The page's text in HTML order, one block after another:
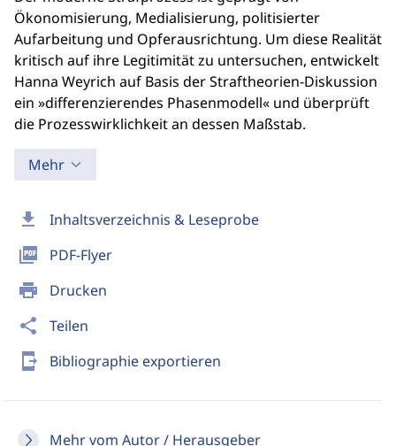
download Inhaltsverzeichnis & Leseprobe
picture_as_pdf PDF-Flyer
print Drucken
share Teilen
send_to_mobile Bibliographie exportieren
Mehr vom Autor / Herausgeber
Ökonomisierung, Medialisierung, politisierter
Aufarbeitung und Opferausrichtung. Um diese Realität
kritisch auf ihre Legitimität zu untersuchen, entwickelt
Hanna Weyrich auf Basis der Straftheorien-Diskussion
ein »differenzierendes Phasenmodell« und überprüft
die Prozesswirklichkeit an dessen Maßstab.
Mehr